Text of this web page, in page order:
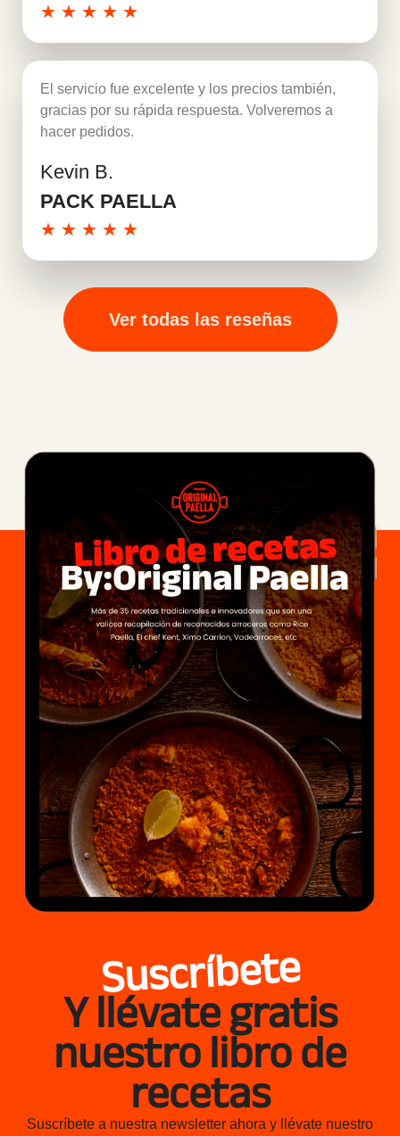
★ ★ ★ ★ ★
El servicio fue excelente y los precios también,
gracias por su rápida respuesta. Volveremos a
hacer pedidos.
Kevin B.
PACK PAELLA
★ ★ ★ ★ ★
Ver todas las reseñas
Suscríbete
Y llévate gratis
nuestro libro de
recetas
Suscríbete a nuestra newsletter ahora y llévate nuestro